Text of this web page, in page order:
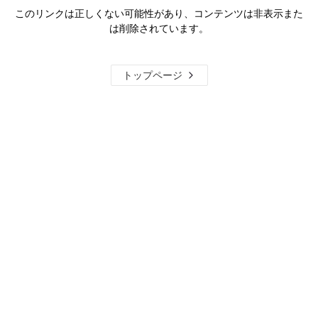
このリンクは正しくない可能性があり、コンテンツは非表示また
は削除されています。
トップページ